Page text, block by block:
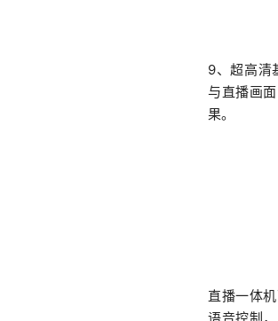
9、超高清
与直播画
果。
直播一体